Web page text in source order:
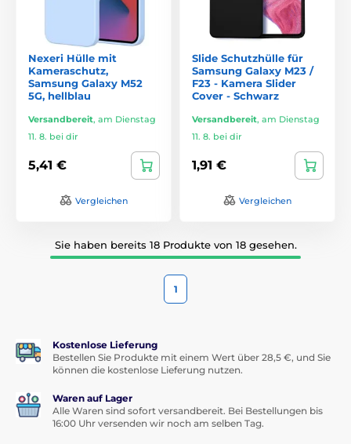
Nexeri Hülle mit
Kameraschutz,
Samsung Galaxy M52
5G, hellblau
Versandbereit, am Dienstag
11. 8. bei dir
5,41 €
Vergleichen
Slide Schutzhülle für
Samsung Galaxy M23 /
F23 - Kamera Slider
Cover - Schwarz
Versandbereit, am Dienstag
11. 8. bei dir
1,91 €
Vergleichen
Sie haben bereits 18 Produkte von 18 gesehen.
1
Kostenlose Lieferung
Bestellen Sie Produkte mit einem Wert über 28,5 €, und Sie
können die kostenlose Lieferung nutzen.
Waren auf Lager
Alle Waren sind sofort versandbereit. Bei Bestellungen bis
16:00 Uhr versenden wir noch am selben Tag.